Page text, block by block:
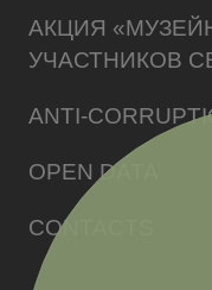
АКЦИЯ
УЧАСТНИКОВ
ANTI-
OPEN DATA
CONTACTS